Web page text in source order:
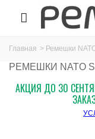
Главная > Ремешки
РЕМЕШКИ NATO
АКЦИЯ ДО 30